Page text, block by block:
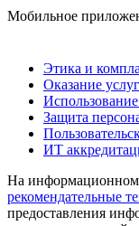
Мобильное
Этика и
Оказание услуг
Защита
ИТ
На информационном
рекомендательные
предоставления